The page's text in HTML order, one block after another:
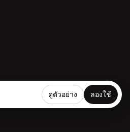
ดูตัวอย่าง ลองใช้